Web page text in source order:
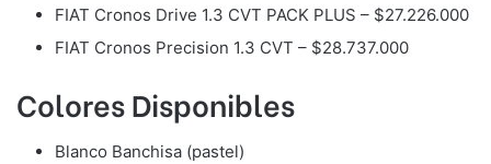
FIAT Cronos Drive 1.3 CVT PACK PLUS – $27.226.000
FIAT Cronos Precision 1.3 CVT – $28.737.000
Colores Disponibles
Blanco Banchisa (pastel)